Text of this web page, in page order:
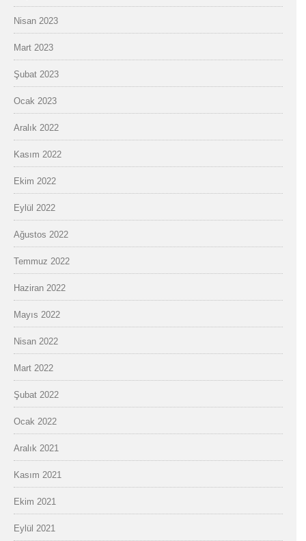
Nisan 2023
Mart 2023
Şubat 2023
Ocak 2023
Aralık 2022
Kasım 2022
Ekim 2022
Eylül 2022
Ağustos 2022
Temmuz 2022
Haziran 2022
Mayıs 2022
Nisan 2022
Mart 2022
Şubat 2022
Ocak 2022
Aralık 2021
Kasım 2021
Ekim 2021
Eylül 2021